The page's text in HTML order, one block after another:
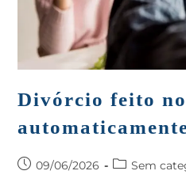
Divórcio feito
09/06/2026 Sem